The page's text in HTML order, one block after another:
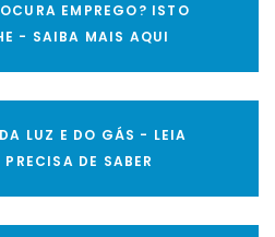
EMPREGO? ISTO
- SAIBA MAIS AQUI
LUZ E DO GÁS - LEIA
DE SABER